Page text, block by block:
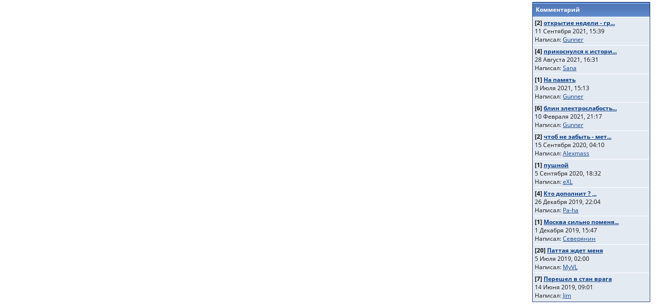
Комментарий
[2]открытие недели - гр...
11 Сентября 2021, 15:39
Написал:Gunner
[4] прикоснулся к истори...
28 Августа 2021, 16:31
Написал:Sana
[1] На память
3 Июля 2021, 15:13
Написал:Gunner
[6]блин электрослабость...
10 Февраля 2021, 21:17
Написал:Gunner
[2]чтоб не забыть - мет...
15 Сентября 2020, 04:10
Написал:Alexmass
[1] пушной
5 Сентября 2020, 18:32
Написал:eXL
[4] Кто дополнит ? ,,,
26 Декабря 2019, 22:04
Написал: Pa-ha
[1] Москва сильно поменя...
1 Декабря 2019, 15:47
Написал:Северянин
[20] Паттая ждет меня
5 Июля 2019, 02:00
Написал: MyVL
[7] Перешел в стан врага
14 Июня 2019, 09:01
Написал: Jim